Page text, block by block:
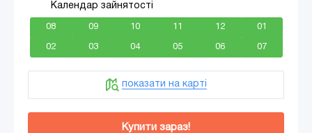
Календар зайнятості
08 09 10 11 12 01
02 03 04 05 06 07
показати на карті
Купити зараз!